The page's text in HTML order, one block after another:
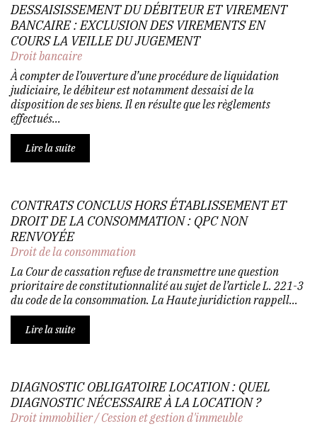
DESSAISISSEMENT DU DÉBITEUR ET VIREMENT
BANCAIRE : EXCLUSION DES VIREMENTS EN
COURS LA VEILLE DU JUGEMENT
Droit bancaire
À compter de l’ouverture d’une procédure de liquidation
judiciaire, le débiteur est notamment dessaisi de la
disposition de ses biens. Il en résulte que les règlements
effectués...
Lire la suite
CONTRATS CONCLUS HORS ÉTABLISSEMENT ET
DROIT DE LA CONSOMMATION : QPC NON
RENVOYÉE
Droit de la consommation
La Cour de cassation refuse de transmettre une question
prioritaire de constitutionnalité au sujet de l’article L. 221-3
du code de la consommation. La Haute juridiction rappell...
Lire la suite
DIAGNOSTIC OBLIGATOIRE LOCATION : QUEL
DIAGNOSTIC NÉCESSAIRE À LA LOCATION ?
Droit immobilier/Cession et gestion d'immeuble